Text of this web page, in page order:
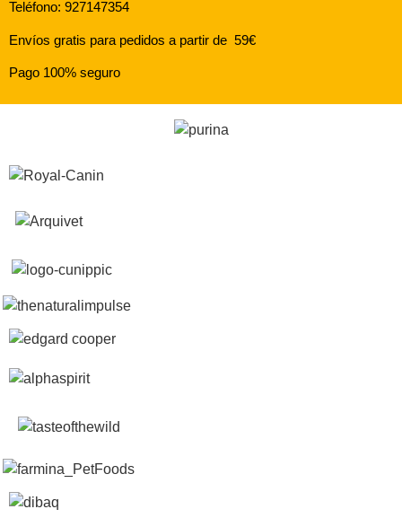
Teléfono: 927147354
Envíos gratis para pedidos a partir de 59€
Pago 100% seguro